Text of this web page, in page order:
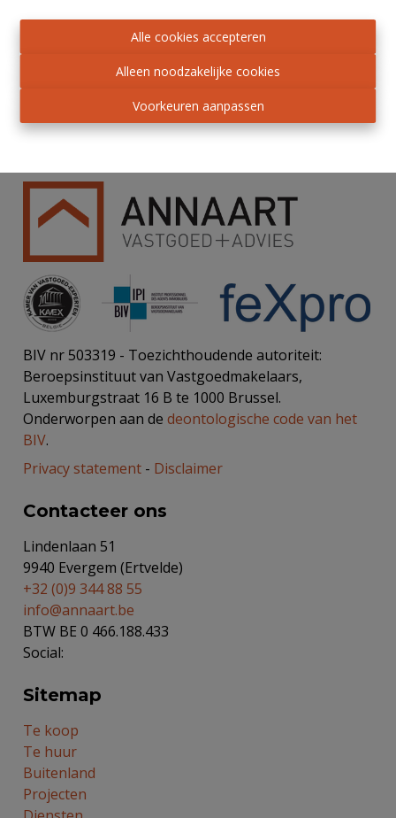
Alle cookies accepteren
Alleen noodzakelijke cookies
Voorkeuren aanpassen
Verzenden
BIV nr 503319 - Toezichthoudende autoriteit:
Beroepsinstituut van Vastgoedmakelaars,
Luxemburgstraat 16 B te 1000 Brussel.
Onderworpen aan de deontologische code van het
BIV.
Privacy statement - Disclaimer
Contacteer ons
Lindenlaan 51
9940 Evergem (Ertvelde)
+32 (0)9 344 88 55
info@annaart.be
BTW BE 0 466.188.433
Social:
Sitemap
Te koop
Te huur
Buitenland
Projecten